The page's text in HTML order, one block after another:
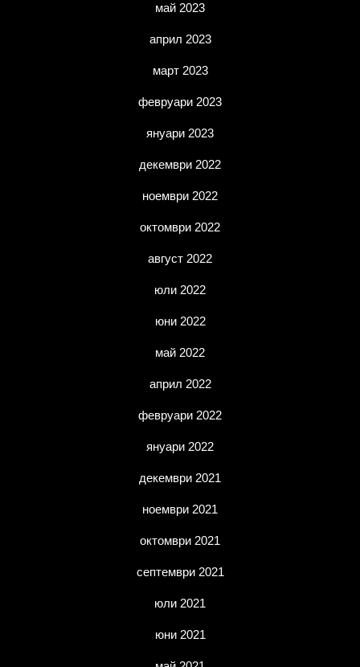
май 2023
април 2023
март 2023
февруари 2023
януари 2023
декември 2022
ноември 2022
октомври 2022
август 2022
юли 2022
юни 2022
май 2022
април 2022
февруари 2022
януари 2022
декември 2021
ноември 2021
октомври 2021
септември 2021
юли 2021
юни 2021